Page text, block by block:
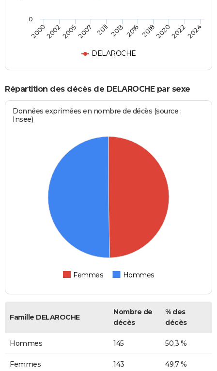
DELAROCHE
2000200220052007 2011 2013 2016 2018202020222024
0
Répartition des décès de DELAROCHE par sexe
Données exprimées en nombre de décès (source :
Insee)
Femmes Hommes
Famille DELAROCHE
Nombre de
décès
% des
décès
Hommes 145 50,3 %
Femmes 143 49,7 %